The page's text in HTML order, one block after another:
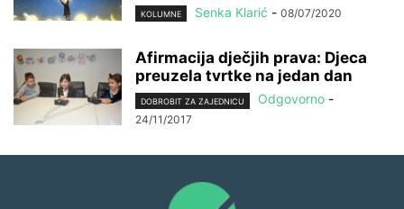
KOLUMNE Senka Klarić - 08/07/2020
Afirmacija dječjih prava: Djeca
preuzela tvrtke na jedan dan
DOBROBIT ZA ZAJEDNICU Odgovorno -
24/11/2017